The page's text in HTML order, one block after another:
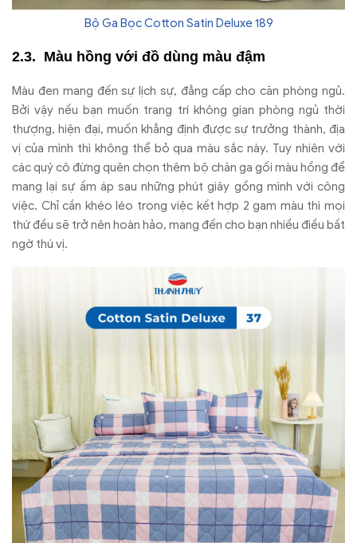
Bộ Ga Bọc Cotton Satin Deluxe 189
Màu hồng với đồ dùng màu đậm
Màu đen mang đến sự lịch sự, đẳng cấp cho căn phòng ngủ.
Bởi vậy nếu bạn muốn trang trí không gian phòng ngủ thời
thượng, hiện đại, muốn khẳng định được sự trưởng thành, địa
vị của mình thì không thể bỏ qua màu sắc này. Tuy nhiên với
các quý cô đừng quên chọn thêm bộ chăn ga gối màu hồng để
mang lại sự ấm áp sau những phút giây gồng mình với công
việc. Chỉ cần khéo léo trong việc kết hợp 2 gam màu thì mọi
thứ đều sẽ trở nên hoàn hảo, mang đến cho bạn nhiều điều bất
ngờ thú vị.